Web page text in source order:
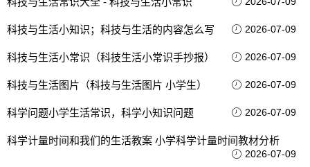
科技与生活小知识；科技与生活的内容怎么写 2026-07-09
科技与生活小常识（科技生活小常识手抄报） 2026-07-09
科技与生活图片（科技与生活图片 小学生） 2026-07-09
科学问题小学生活常识，科学小知识问题 2026-07-09
科学计量时间和我们的生活教案 小学科学计量时间教材分析
2026-07-09